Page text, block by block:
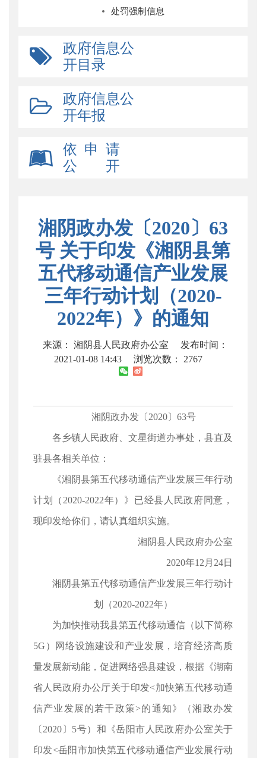
处罚强制信息
政府信息公
开目录
政府信息公
开年报
依 申 请
公 开
湘阴政办发〔2020〕63
号 关于印发《湘阴县第
五代移动通信产业发展
三年行动计划（2020-
2022年）》的通知
来源： 湘阴县人民政府办公室
发布时间：
2021-01-08 14:43
浏览次数： 2767
湘阴政办发〔2020〕63号
各乡镇人民政府、文星街道办事处，县直及
驻县各相关单位：
《湘阴县第五代移动通信产业发展三年行动
计划（2020-2022年）》已经县人民政府同意，
现印发给你们，请认真组织实施。
湘阴县人民政府办公室
2020年12月24日
湘阴县第五代移动通信产业发展三年行动计
划（2020-2022年）
为加快推动我县第五代移动通信（以下简称
5G）网络设施建设和产业发展，培育经济高质
量发展新动能，促进网络强县建设，根据《湖南
省人民政府办公厅关于印发<加快第五代移动通
信产业发展的若干政策>的通知》（湘政办发
〔2020〕5号）和《岳阳市人民政府办公室关于
印发<岳阳市加快第五代移动通信产业发展行动